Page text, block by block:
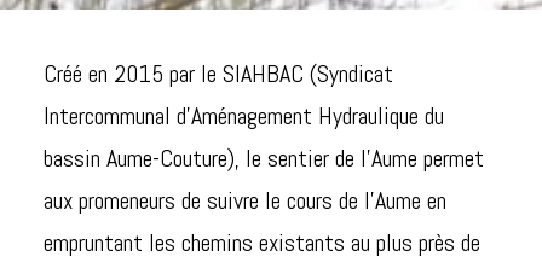
Créé en 2015 par le SIAHBAC (Syndicat
Intercommunal d’Aménagement Hydraulique du
bassin Aume-Couture), le sentier de l’Aume permet
aux promeneurs de suivre le cours de l’Aume en
empruntant les chemins existants au plus près de